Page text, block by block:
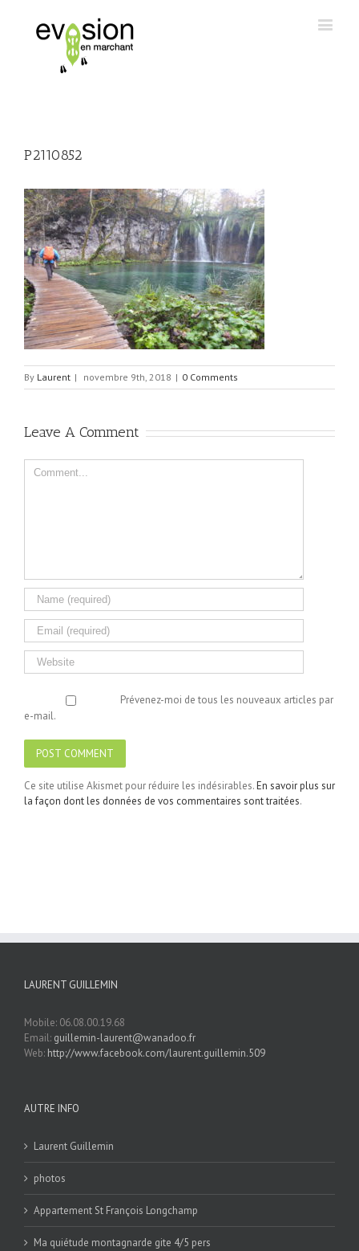
P2110852
By Laurent | novembre 9th, 2018 | 0 Comments
Leave A Comment
Comment
Prévenez-moi de tous les nouveaux articles par
e-mail.
Ce site utilise Akismet pour réduire les indésirables.En savoir plus sur
la façon dont les données de vos commentaires sont traitées.
LAURENT GUILLEMIN
Mobile: 06.08.00.19.68
Email: guillemin-laurent@wanadoo.fr
Web: http://www.facebook.com/laurent.guillemin.509
AUTRE INFO
Laurent Guillemin
photos
Appartement St François Longchamp
Ma quiétude montagnarde gite 4/5 pers